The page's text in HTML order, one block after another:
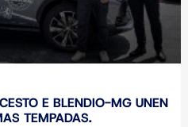
E BLENDIO-MG UNEN
TEMPADAS.